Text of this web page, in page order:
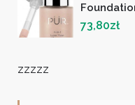
73,80zł
zzzzz